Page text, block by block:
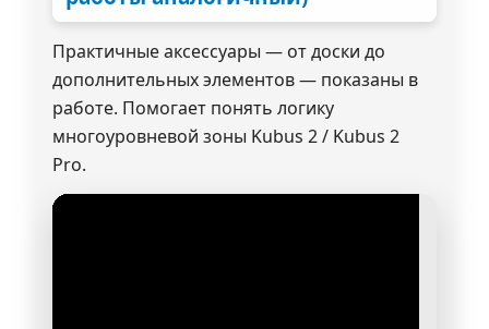
Практичные аксессуары — от доски до
дополнительных элементов — показаны в
работе. Помогает понять логику
многоуровневой зоны Kubus 2 / Kubus 2
Pro.